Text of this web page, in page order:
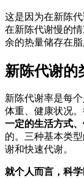
这是因为在新陈
在新陈代谢慢的
余的热量储存在脂
新陈代谢的
新陈代谢率是每
体重、健康状况
一定的生活方式
的。三种基本类
谢和快速代谢。
就个人而言，科